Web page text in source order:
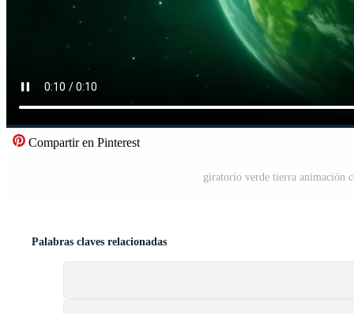
Compartir en Pinterest
giratorio verde tierra animación
Palabras claves relacionadas